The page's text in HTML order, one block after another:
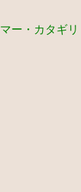
ー・カタギリ